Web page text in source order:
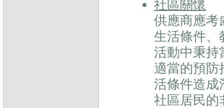
社區關懷
供應商應考
生活條件、
活動中秉持
適當的預防
活條件造成
社區居民的